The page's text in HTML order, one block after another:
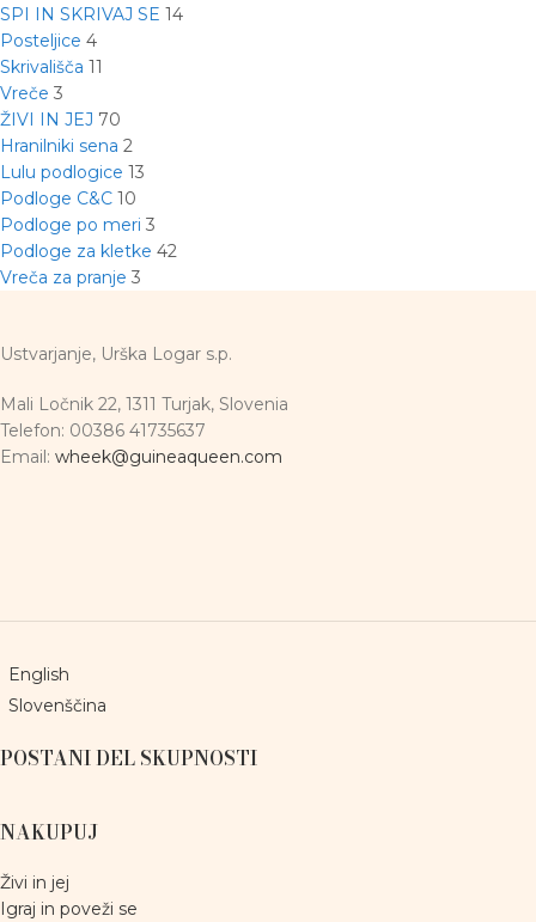
SPI IN SKRIVAJ SE 14
Posteljice 4
Skrivališča 11
Vreče 3
ŽIVI IN JEJ 70
Hranilniki sena 2
Lulu podlogice 13
Podloge C&C 10
Podloge po meri 3
Podloge za kletke 42
Vreča za pranje 3
Ustvarjanje, Urška Logar s.p.
Mali Ločnik 22, 1311 Turjak, Slovenia
Telefon: 00386 41735637
Email: wheek@guineaqueen.com
English
Slovenščina
POSTANI DEL SKUPNOSTI
NAKUPUJ
Živi in jej
Igraj in poveži se